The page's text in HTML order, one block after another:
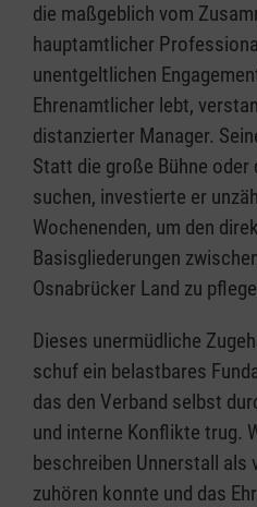
die maßgeblich vom
hauptamtlicher
unentgeltlichen
Ehrenamtlicher lebt,
distanzierter Manager.
Statt die große Bühne oder
suchen, investierte er
Wochenenden, um den
Basisgliederungen
Osnabrücker Land zu
Dieses unermüdliche
schuf ein belastbares
das den Verband selbst
und interne Konflikte trug.
beschreiben Unnerstall als
zuhören konnte und das